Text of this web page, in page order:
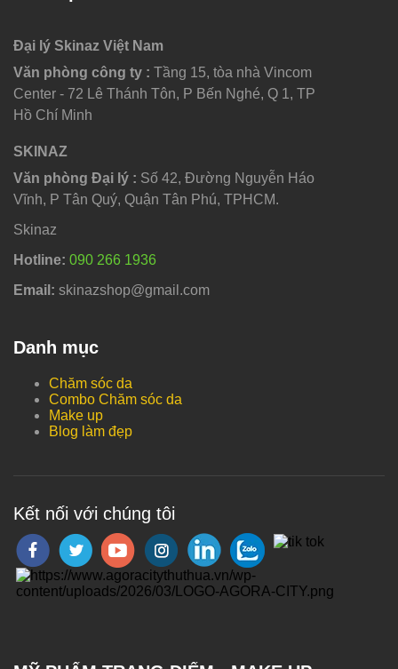
Đại lý Skinaz Việt Nam
Văn phòng công ty : Tầng 15, tòa nhà Vincom
Center - 72 Lê Thánh Tôn, P Bến Nghé, Q 1, TP
Hồ Chí Minh
SKINAZ
Văn phòng Đại lý : Số 42, Đường Nguyễn Háo
Vĩnh, P Tân Quý, Quận Tân Phú, TPHCM.
Skinaz
Hotline: 090 266 1936
Email: skinazshop@gmail.com
Danh mục
Chăm sóc da
Combo Chăm sóc da
Make up
Blog làm đẹp
Kết nối với chúng tôi